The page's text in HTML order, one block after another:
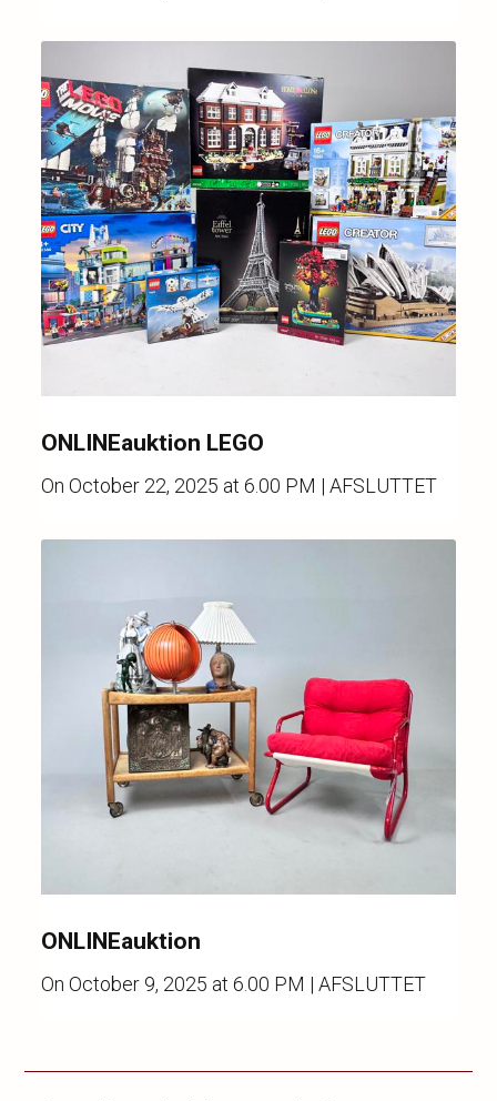
ONLINEauktion LEGO
OnOctober 22, 2025 at 6.00 PM | AFSLUTTET
ONLINEauktion
OnOctober 9, 2025 at 6.00 PM | AFSLUTTET